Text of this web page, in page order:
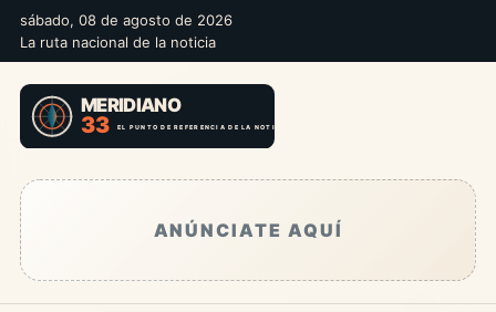
sábado, 08 de agosto de 2026
La ruta nacional de la noticia
ANÚNCIATE AQUÍ